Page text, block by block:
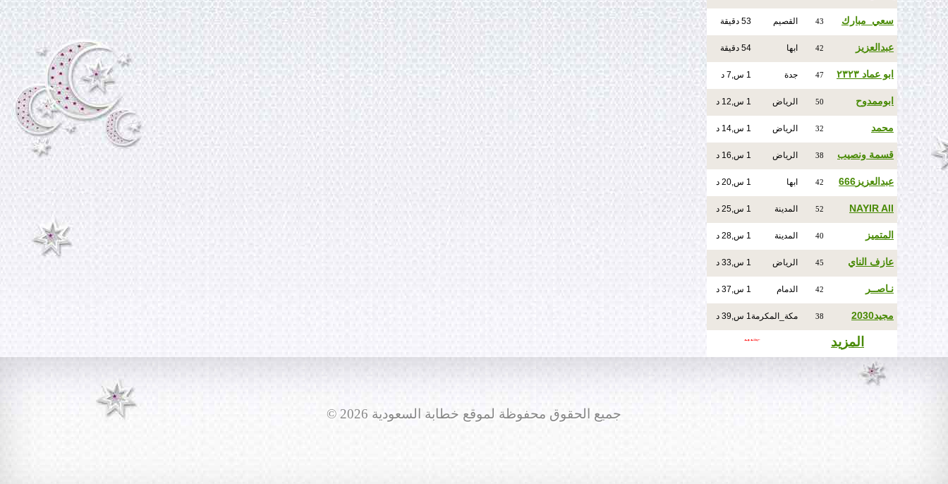
سعي_مبارك 43 القصيم 53 دقيقة
عبدالعزيز 42 ابها 54 دقيقة
ابو عماد ٢٣٢٣ 47 جدة 1 س,7 د
ابوممدوح 50 الرياض 1 س,12 د
‏محمد 32 الرياض 1 س,14 د
قسمة ونصيب 38 الرياض 1 س,16 د
عبدالعزيز666 42 ابها 1 س,20 د
NAYIR All
52 المدينة 1 س,25 د
المتميز 40 المدينة 1 س,28 د
عازف الناي 45 الرياض 1 س,33 د
نـاصــر 42 الدمام 1 س,37 د
مجيد2030 38 مكة_المكرمة1 س,39 د
المزيد
© جميع الحقوق محفوظة لموقع خطابة السعودية 2026